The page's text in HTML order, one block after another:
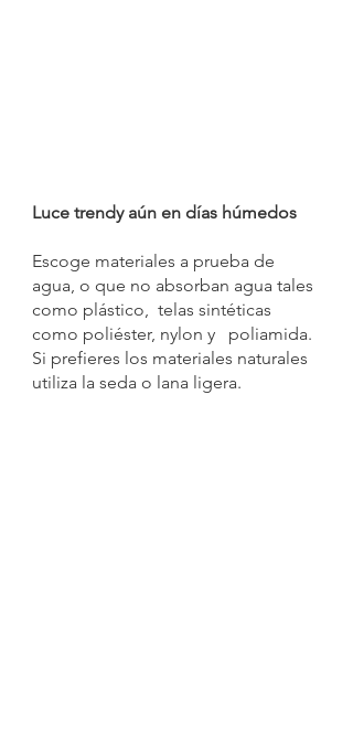
Luce trendy aún en días húmedos
Escoge materiales a prueba de
agua, o que no absorban agua tales
como plástico,  telas sintéticas
como poliéster, nylon y   poliamida.
Si prefieres los materiales naturales
utiliza la seda o lana ligera.